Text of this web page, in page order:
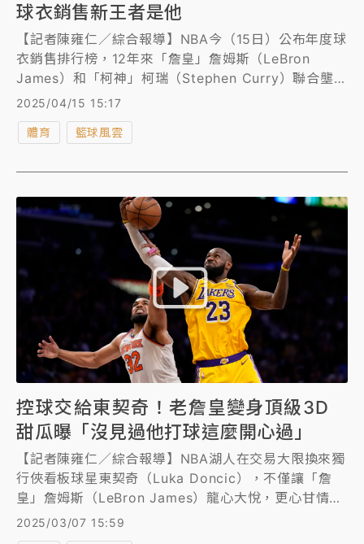
球衣銷售新王者是他
【記者陳雍仁／綜合報導】NBA今（15日）公布年度球
衣銷售排行榜，12年來「詹皇」詹姆斯（LeBron
James）和「柯神」柯瑞（Stephen Curry）聯合壟斷
霸榜終於被破，湖人新一哥東契奇（Luka Doncic）竄
人。
2025/04/15 15:17
體育 籃球風雲
控球交給東契奇！老詹皇變身頂級3D
甜瓜曝「沒見過他打球這麼開心過」
【記者陳雍仁／綜合報導】NBA湖人在交易大限換來獨
行俠看板球星東契奇（Luka Doncic），不僅讓「詹
皇」詹姆斯（LeBron James）龍心大悅，更心甘情願
讓出球權，自己變身為頂級3D（三分球+防守）球員，
兩人並肩作戰帶領湖人打出連勝氣勢，今（7日）主場
2025/03/07 15:59